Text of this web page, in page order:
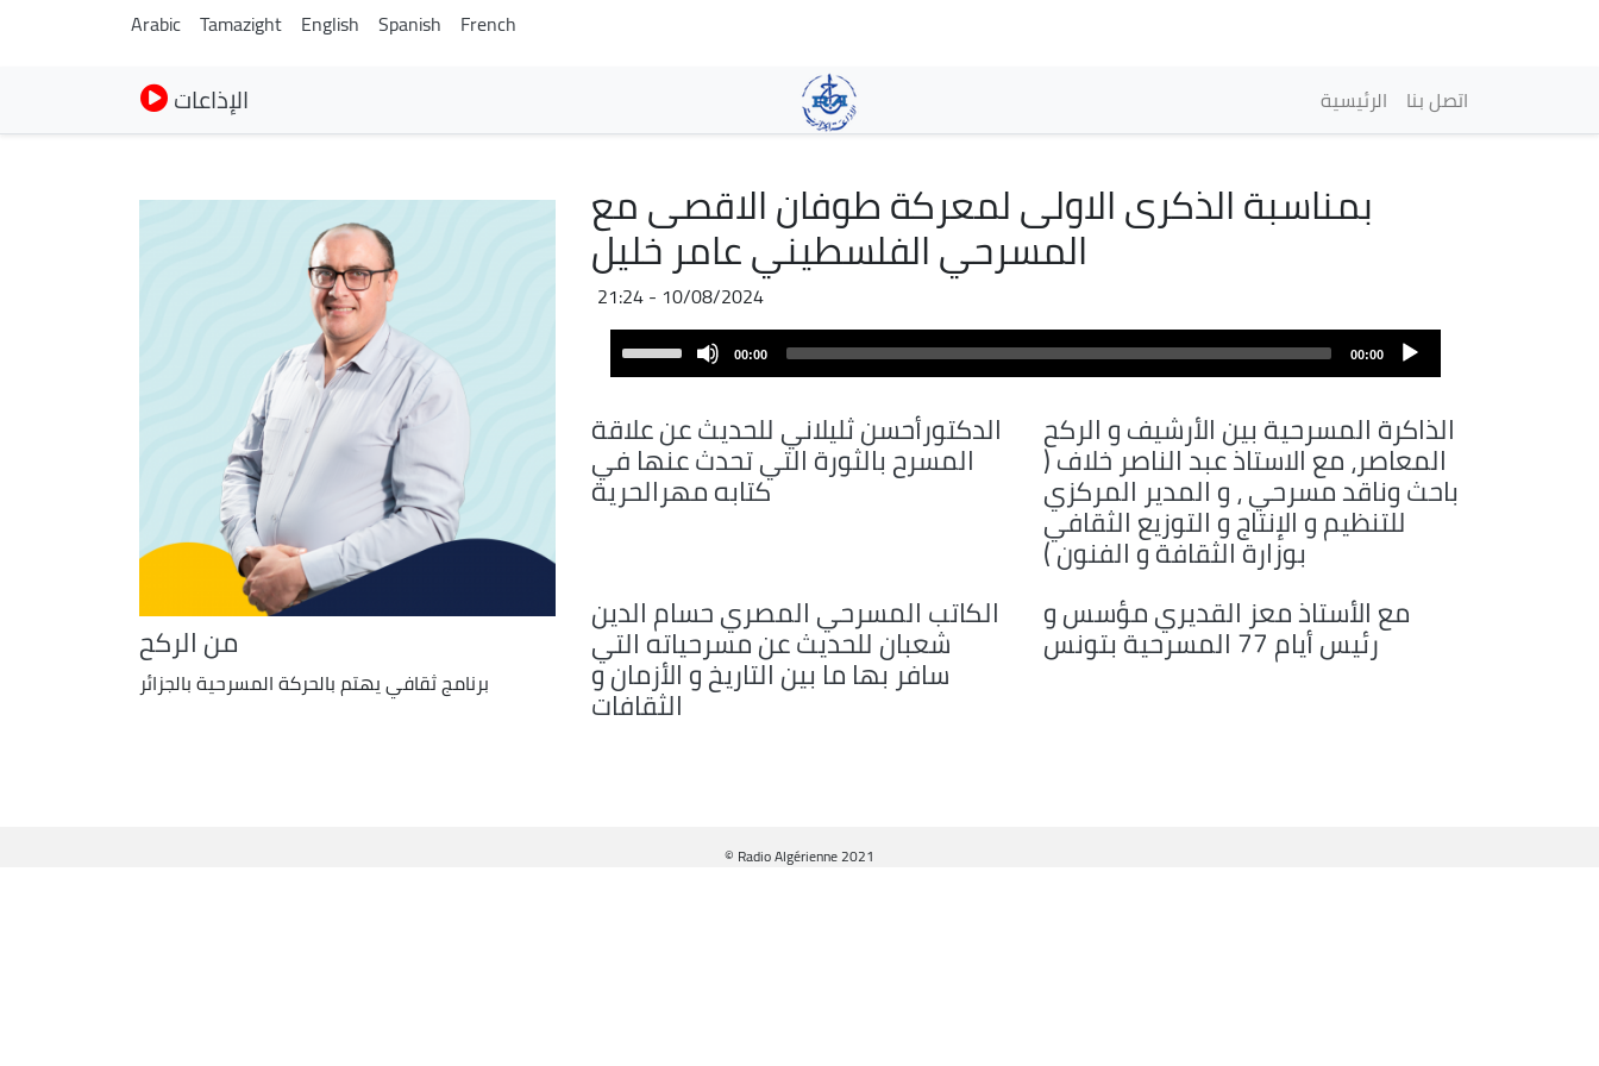
main
content
Arabic Tamazight English Spanish French
الإذاعات Main navigation
الرئيسية اتصل بنا
بمناسبة الذكرى الاولى لمعركة طوفان الاقصى مع
المسرحي الفلسطيني عامر خليل
10/08/2024 - 21:24
Audio
Player
00:00
00:00
keys
to
increase
or
الذاكرة المسرحية بين الأرشيف و الركح
المعاصر، مع الاستاذ عبد الناصر خلاف (
باحث وناقد مسرحي ، و المدير المركزي
للتنظيم و الإنتاج و التوزيع الثقافي
بوزارة الثقافة و الفنون )
الدكتورأحسن ثليلاني للحديث عن علاقة
المسرح بالثورة التي تحدث عنها في
كتابه مهرالحرية
مع الأستاذ معز القديري مؤسس و
رئيس أيام 77 المسرحية بتونس
الكاتب المسرحي المصري حسام الدين
شعبان للحديث عن مسرحياته التي
سافر بها ما بين التاريخ و الأزمان و
الثقافات
من الركح
برنامج ثقافي يهتم بالحركة المسرحية بالجزائر
© Radio Algérienne 2021